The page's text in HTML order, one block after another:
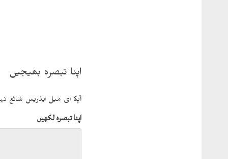
اپنا تبصرہ بھیجیں
آپکا ای میل ایڈریس شائع
اپنا تبصرہ لکھیں